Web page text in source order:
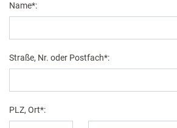
Die 50 besten kooperativen Online-
Teamentwicklung (eBook)
Die besten Online-Coaching-Methoden
Name*:
Straße, Nr. oder Postfach*:
PLZ, Ort*: